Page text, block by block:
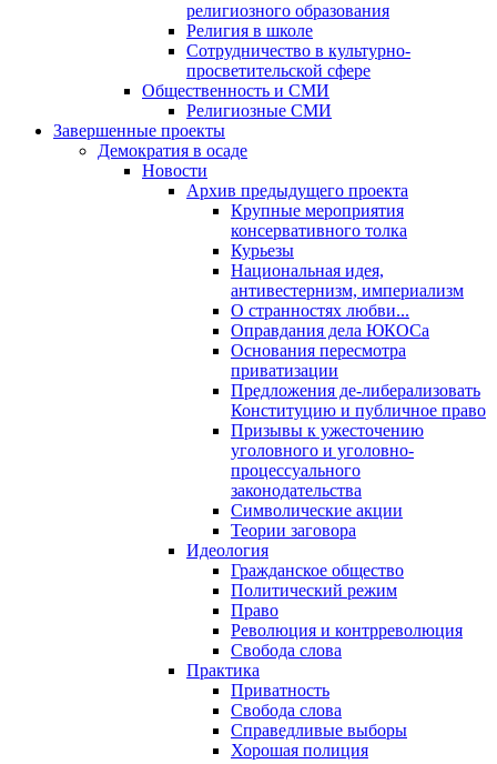
религиозного образования
Религия в школе
Сотрудничество в культурно-
просветительской сфере
Общественность и СМИ
Религиозные СМИ
Завершенные проекты
Демократия в осаде
Новости
Архив предыдущего проекта
Крупные мероприятия
консервативного толка
Курьезы
Национальная идея,
антивестернизм, империализм
О странностях любви...
Оправдания дела ЮКОСа
Основания пересмотра
приватизации
Предложения де-либерализовать
Конституцию и публичное право
Призывы к ужесточению
уголовного и уголовно-
процессуального
законодательства
Символические акции
Теории заговора
Идеология
Гражданское общество
Политический режим
Право
Революция и контрреволюция
Свобода слова
Практика
Приватность
Свобода слова
Справедливые выборы
Хорошая полиция